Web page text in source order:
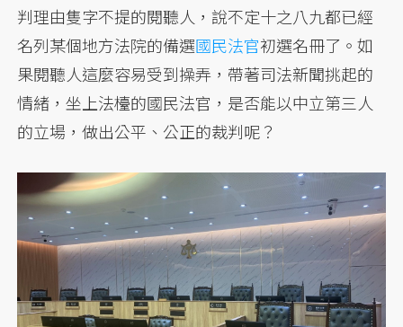
判理由隻字不提的閱聽人，說不定十之八九都已經
名列某個地方法院的備選國民法官初選名冊了。如
果閱聽人這麼容易受到操弄，帶著司法新聞挑起的
情緒，坐上法檯的國民法官，是否能以中立第三人
的立場，做出公平、公正的裁判呢？